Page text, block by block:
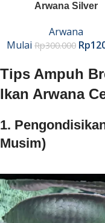
Arwana Silver
Arwana
Mulai Rp300.000 Rp
Tips Ampuh
Ikan Arwana
1.
Musim)